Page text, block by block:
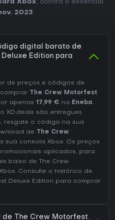
o título na faixa de
enquanto a opinião
plataformas Xbox, ele roda
consoles Series. Quem
cenários havaianos e
progressão mais focada no
ocasionais, em vez de
ou arcade.
Xbox, confira o essencial.
2023.
digital barato de
Edition para
de preços e códigos de
The Crew Motorfest
apenas 17,99 € na Eneba .
XD.deals são entregues
resgate o código na sua
de
The Crew
sua consola Xbox. Os preços
aplicados, para
baixo de The Crew
. Consulte o histórico de
Deluxe Edition para comprar
de The Crew Motorfest